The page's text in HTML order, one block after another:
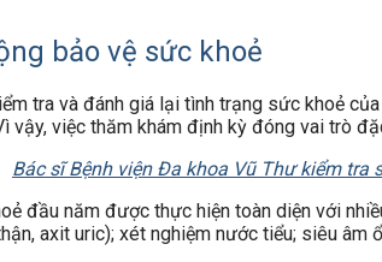
bảo vệ sức khoẻ
tra và đánh giá lại tình trạng sức khoẻ
việc thăm khám định kỳ đóng vai trò
Bác sĩ Bệnh viện Đa khoa Vũ Thư kiểm tra
đầu năm được thực hiện toàn diện với
axit uric); xét nghiệm nước tiểu; siêu